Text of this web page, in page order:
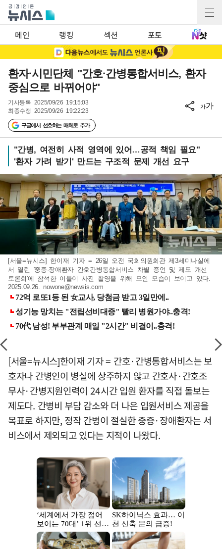
메인 랭킹 섹션 포토
환자·시민단체 "간호·간병통합서비스, 환자
중심으로 바뀌어야"
기사등록 2025/09/26 19:15:03
최종수정 2025/09/26 19:22:23
구글에서 선호하는 매체로 추가
가가
"간병, 여전히 사적 영역에 있어…공적 책임 필요"
'환자 가려 받기' 만드는 구조적 문제 개선 요구
[서울=뉴시스] 한이재 기자 = 26일 오전 국회의원회관 제3세미나실에
서 열린 '중증·장애환자 간호간병통합서비스 차별 증언 및 제도 개선
토론회'에 참석한 이들이 사진 촬영을 위해 모인 모습이 보이고 있다.
2025.09.26. nowone@newsis.com
[서울=뉴시스]한이재 기자 = 간호·간병통합서비스는 보
호자나 간병인이 병실에 상주하지 않고 간호사·간호조
무사·간병지원인력이 24시간 입원 환자를 직접 돌보는
제도다. 간병비 부담 감소와 더 나은 입원서비스 제공을
목표로 하지만, 정작 간병이 절실한 중증·장애환자는 서
비스에서 제외되고 있다는 지적이 나왔다.